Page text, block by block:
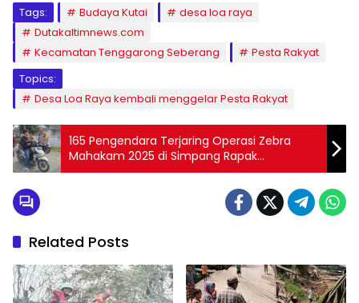
Tags: Budaya Kutai
desa loa raya
Dutakaltimnews.com
Kecamatan Tenggarong Seberang
Pesta Rakyat
Topics:
Desa Loa Raya kembali menggelar Pesta Rakyat
165 Pengendara Terjaring Operasi Zebra
Mahakam 2025 di Simpang Rapak
Balikpapan
Related Posts